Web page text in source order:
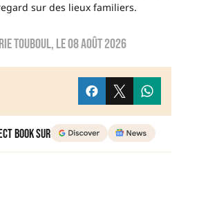
sur des lieux familiers.
touboul, le08 août 2026
Book sur